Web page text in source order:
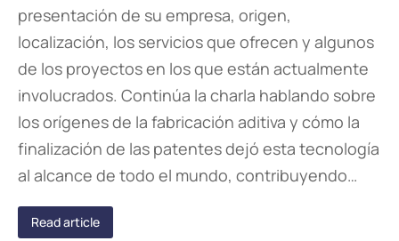
presentación de su empresa, origen,
localización, los servicios que ofrecen y algunos
de los proyectos en los que están actualmente
involucrados. Continúa la charla hablando sobre
los orígenes de la fabricación aditiva y cómo la
finalización de las patentes dejó esta tecnología
al alcance de todo el mundo, contribuyendo…
Read article